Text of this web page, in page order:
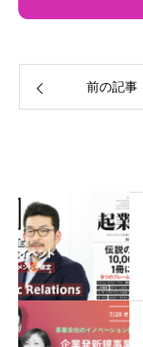
前の記事